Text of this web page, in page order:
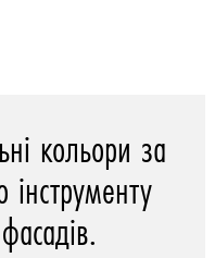
кольори за